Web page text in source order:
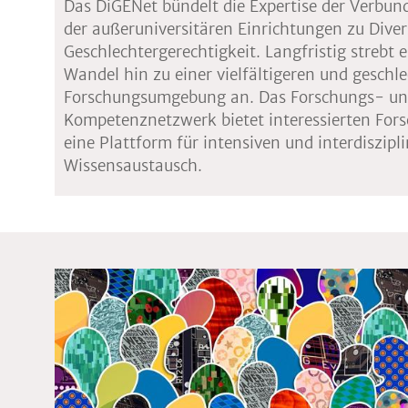
Das DiGENet bündelt die Expertise der
der außeruniversitären Einrichtungen zu
Geschlechtergerechtigkeit. Langfristig strebt
Wandel hin zu einer vielfältigeren und
Forschungsumgebung an. Das Forschungs-
Kompetenznetzwerk bietet interessierten
eine Plattform für intensiven und
Wissensaustausch.